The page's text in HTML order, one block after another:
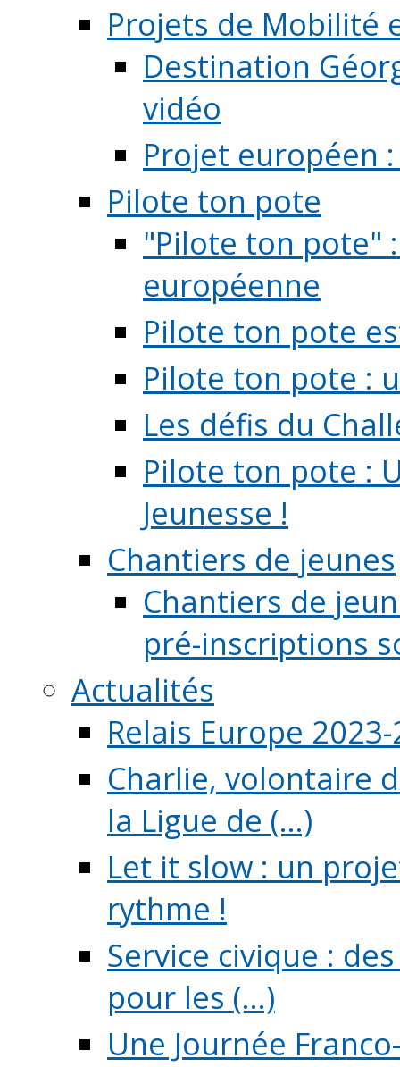
Projets de Mobilité
Destination
vidéo
Projet européen
Pilote ton pote
"Pilote ton pote"
européenne
Pilote ton pote
Pilote ton pote :
Les défis du
Pilote ton pote :
Jeunesse !
Chantiers de jeunes
Chantiers de
pré-inscriptions
Actualités
Relais Europe
Charlie, volontaire
la Ligue de (...)
Let it slow : un
rythme !
Service civique :
pour les (...)
Une Journée